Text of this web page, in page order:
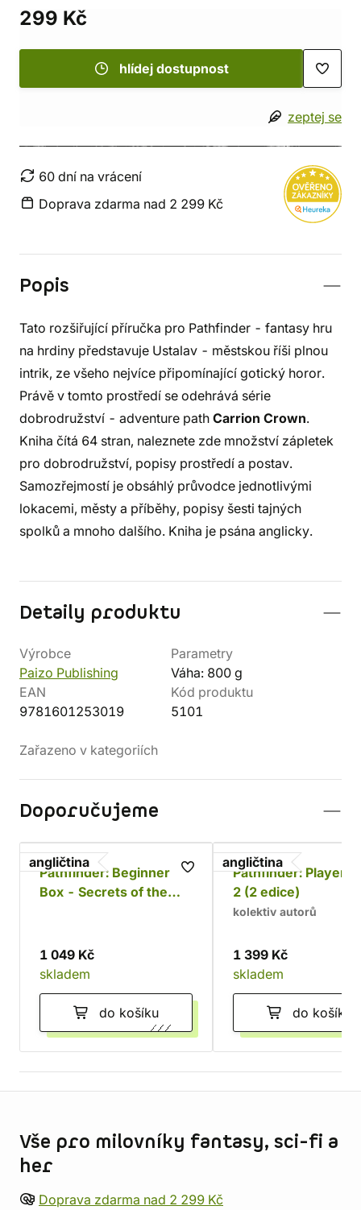
299 Kč
hlídej dostupnost
zeptej se
60 dní na vrácení
Doprava zdarma nad 2 299 Kč
Popis
Tato rozšiřující příručka pro Pathfinder - fantasy hru
na hrdiny představuje Ustalav - městskou říši plnou
intrik, ze všeho nejvíce připomínající gotický horor.
Právě v tomto prostředí se odehrává série
dobrodružství - adventure path Carrion Crown.
Kniha čítá 64 stran, naleznete zde množství zápletek
pro dobrodružství, popisy prostředí a postav.
Samozřejmostí je obsáhlý průvodce jednotlivými
lokacemi, městy a příběhy, popisy šesti tajných
spolků a mnoho dalšího. Kniha je psána anglicky.
Detaily produktu
Výrobce
Paizo Publishing
Parametry
Váha: 800 g
EAN
9781601253019
Kód produktu
5101
Zařazeno v kategoriích
Doporučujeme
angličtina
Pathfinder: Beginner
Box - Secrets of the
1 049 Kč
skladem
do košíku
angličtina
Pathfinder: Player
2 (2 edice)
kolektiv autorů
1 399 Kč
skladem
do košíku
Vše pro milovníky fantasy, sci-fi a
her
Doprava zdarma nad 2 299 Kč